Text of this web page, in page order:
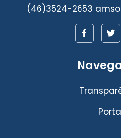
(46)3524-2653